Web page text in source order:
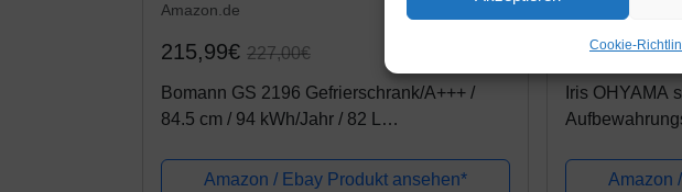
Cookie-
Amazon.de
215,99€ 227,00€
Bomann GS 2196 Gefrierschrank/A+++ /
84.5 cm / 94 kWh/Jahr / 82 L
wechselbar/[Energieklasse A+++]
Amazon / Ebay Produkt ansehen*
29,99€
Iris OHYAMA
Amazon